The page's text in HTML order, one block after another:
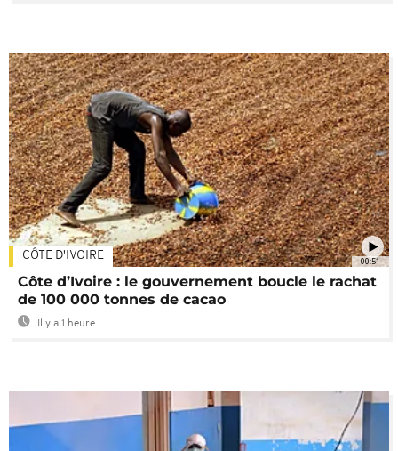
00:51
CÔTE D'IVOIRE
Côte d’Ivoire : le gouvernement boucle le rachat
de 100 000 tonnes de cacao
Il y a 1 heure